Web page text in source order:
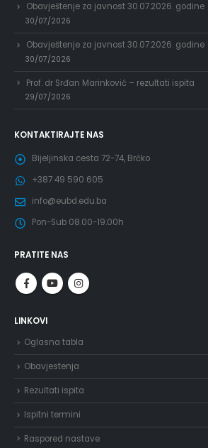
Obavještenje za javnost 30.07.2026. godine
30/07/2026
Obavještenje za javnost 30.07.2026. godine
30/07/2026
Prof. dr Srđan Marinković – rezultati ispita
29/07/2026
KONTAKTIRAJTE NAS
Bijeljinska cesta 72-74, Brčko
+387 49 590 605
info@eubd.edu.ba
Pon-Sub 08.00-19.00h
PRATITE NAS
LINKOVI
Oglasna tabla
Obavjestenja
Rezultati ispita
Ispitni termini
Raspored nastave